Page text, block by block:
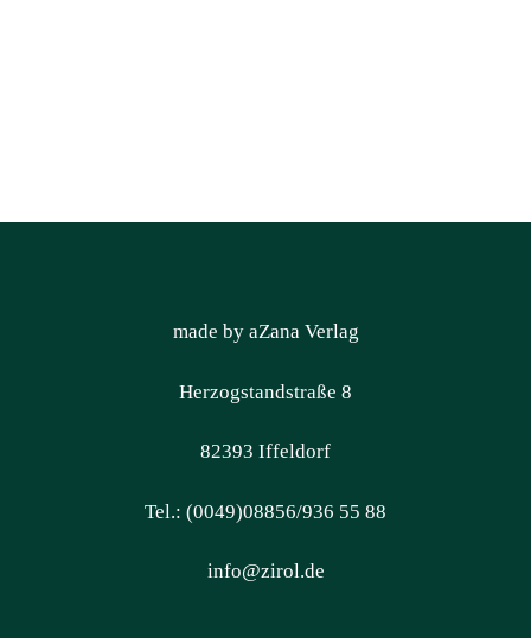
made by aZana Verlag
Herzogstandstraße 8
82393 Iffeldorf
Tel.: (0049)08856/936 55 88
info@zirol.de